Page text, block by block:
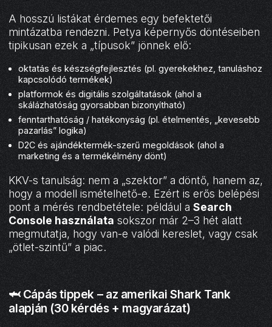
A hosszú listákat érdemes egy befektetői
mintázatba rendezni. Petya képernyős döntéseiben
tipikusan ezek a „típusok” jönnek elő:
oktatás és készségfejlesztés (pl. gyerekekhez, tanuláshoz
kapcsolódó termékek)
platformok és digitális szolgáltatások (ahol a
skálázhatóság gyorsabban bizonyítható)
fenntarthatóság / hatékonyság (pl. ételmentés, „kevesebb
pazarlás” logika)
D2C és ajándéktermék-szerű megoldások (ahol a
marketing és a termékélmény dönt)
KKV-s tanulság: nem a „szektor” a döntő, hanem az,
hogy a modell ismételhető-e. Ezért is erős belépési
pont a mérés rendbetétele: például aSearch
Console használata sokszor már 2–3 hét alatt
megmutatja, hogy van-e valódi kereslet, vagy csak
„ötlet-szintű” a piac.
🦈 Cápás tippek – az amerikai Shark Tank
alapján (30 kérdés + magyarázat)